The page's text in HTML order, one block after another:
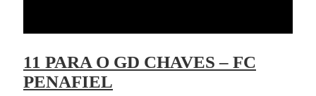
11 PARA O GD CHAVES – FC
PENAFIEL